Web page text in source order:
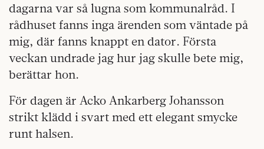
dagarna var så lugna som kommunalråd. I
rådhuset fanns inga ärenden som väntade på
mig, där fanns knappt en dator. Första
veckan undrade jag hur jag skulle bete mig,
berättar hon.
För dagen är Acko Ankarberg Johansson
strikt klädd i svart med ett elegant smycke
runt halsen.